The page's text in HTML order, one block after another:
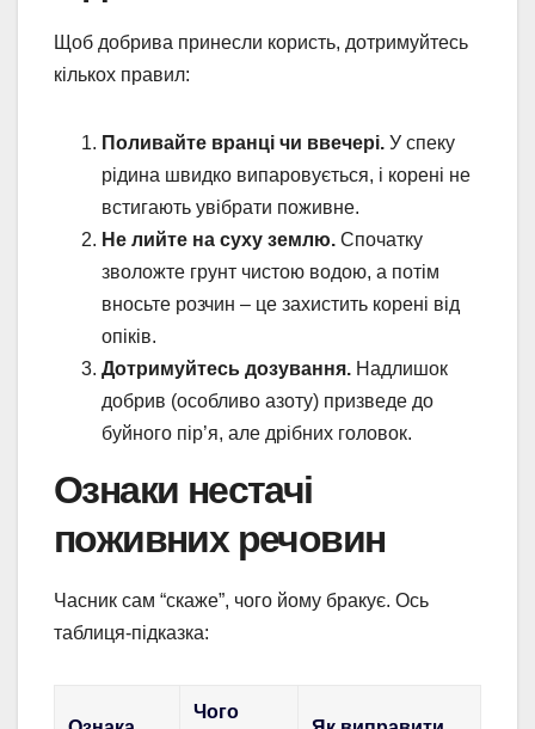
Щоб добрива принесли користь, дотримуйтесь
кількох правил:
Поливайте вранці чи ввечері. У спеку
рідина швидко випаровується, і корені не
встигають увібрати поживне.
Не лийте на суху землю. Спочатку
зволожте грунт чистою водою, а потім
вносьте розчин – це захистить корені від
опіків.
Дотримуйтесь дозування. Надлишок
добрив (особливо азоту) призведе до
буйного пір’я, але дрібних головок.
Ознаки нестачі
поживних речовин
Часник сам “скаже”, чого йому бракує. Ось
таблиця-підказка:
Чого